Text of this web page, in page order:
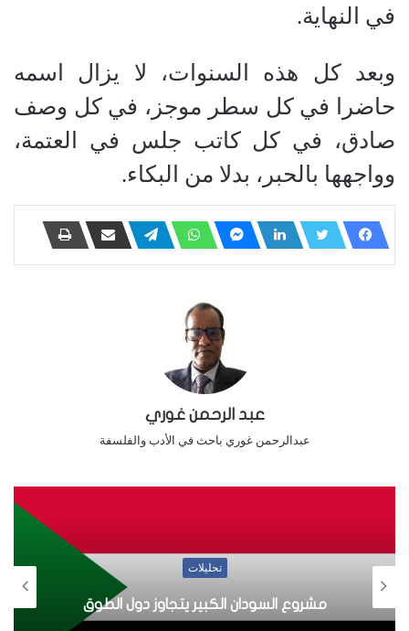
في النهاية.
وبعد كل هذه السنوات، لا يزال اسمه
حاضرا في كل سطر موجز، في كل وصف
صادق، في كل كاتب جلس في العتمة،
وواجهها بالحبر، بدلا من البكاء.
عبد الرحمن غوري
عبدالرحمن غوري باحث في الأدب والفلسفة
يتجاوز دول الطوق
من تدوينها: التحديات